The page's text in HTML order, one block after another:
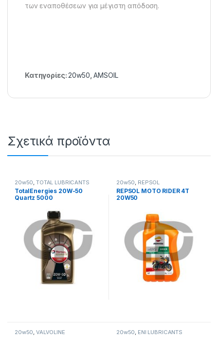
των εναποθέσεων για μέγιστη απόδοση.
Κατηγορίες:20w50 ,AMSOIL
Σχετικά προϊόντα
20w50 ,TOTAL LUBRICANTS
TotalEnergies 20W-50
Quartz 5000
20w50 REPSOL
REPSOL MOTO RIDER 4T
20W50
20w50,VALVOLINE 20w50, ΕΝΙ LUBRICANTS